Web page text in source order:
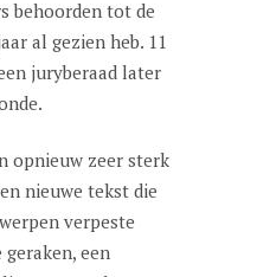
behoorden tot de
al gezien heb. 11
juryberaad later
opnieuw zeer sterk
nieuwe tekst die
verpeste
een